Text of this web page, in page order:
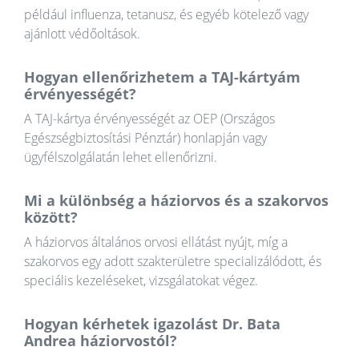
például influenza, tetanusz, és egyéb kötelező vagy
ajánlott védőoltások.
Hogyan ellenőrizhetem a TAJ-kártyám
érvényességét?
A TAJ-kártya érvényességét az OEP (Országos
Egészségbiztosítási Pénztár) honlapján vagy
ügyfélszolgálatán lehet ellenőrizni.
Mi a különbség a háziorvos és a szakorvos
között?
A háziorvos általános orvosi ellátást nyújt, míg a
szakorvos egy adott szakterületre specializálódott, és
speciális kezeléseket, vizsgálatokat végez.
Hogyan kérhetek igazolást Dr. Bata
Andrea háziorvostól?